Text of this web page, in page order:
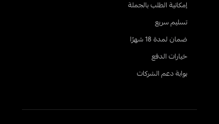
إمكانية الطلب بالجملة
تسليم سريع
ضمان لمدة 18 شهرًا
خيارات الدفع
بوابة دعم الشركات